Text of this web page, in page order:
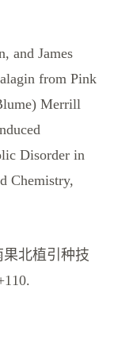
and James
from Pink
Merrill
Disorder in
Chemistry,
北植引种技